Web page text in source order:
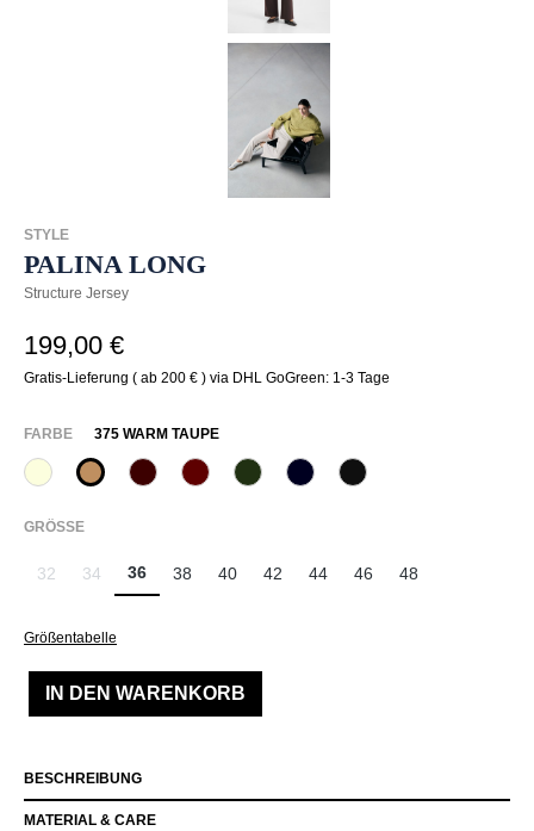
STYLE
PALINA LONG
Structure Jersey
199,00 €
Gratis-Lieferung ( ab 200 € ) via DHL GoGreen: 1-3 Tage
FARBEAUSWÄHLEN
375 WARM TAUPE
320 Wollweiß
375 Warm Taupe
585 Burgund
588 Barolo774 Thymian
890 Marine990 Schwarz
GRÖSSE AUSWÄHLEN
32 34 36 38 40 42 44 46 48
Größentabelle
IN DEN WARENKORB
BESCHREIBUNG
MATERIAL & CARE